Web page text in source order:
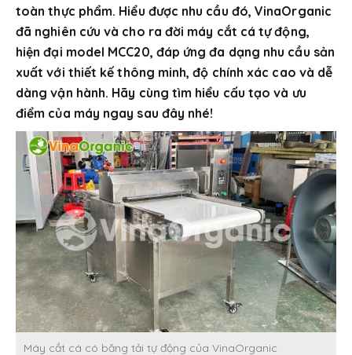
toàn thực phẩm. Hiểu được nhu cầu đó, VinaOrganic
đã nghiên cứu và cho ra đời máy cắt cá tự động,
hiện đại model MCC20, đáp ứng đa dạng nhu cầu sản
xuất với thiết kế thông minh, độ chính xác cao và dễ
dàng vận hành. Hãy cùng tìm hiểu cấu tạo và ưu
điểm của máy ngay sau đây nhé!
Máy cắt cá có băng tải tự động của VinaOrganic